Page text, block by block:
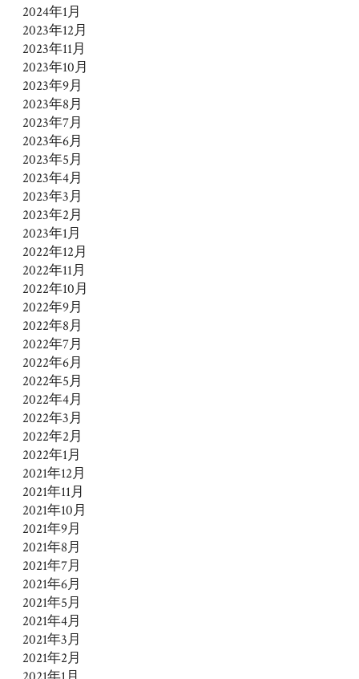
2024年1月
2023年12月
2023年11月
2023年10月
2023年9月
2023年8月
2023年7月
2023年6月
2023年5月
2023年4月
2023年3月
2023年2月
2023年1月
2022年12月
2022年11月
2022年10月
2022年9月
2022年8月
2022年7月
2022年6月
2022年5月
2022年4月
2022年3月
2022年2月
2022年1月
2021年12月
2021年11月
2021年10月
2021年9月
2021年8月
2021年7月
2021年6月
2021年5月
2021年4月
2021年3月
2021年2月